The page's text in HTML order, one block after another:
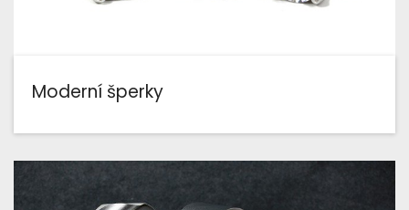
Moderní šperky